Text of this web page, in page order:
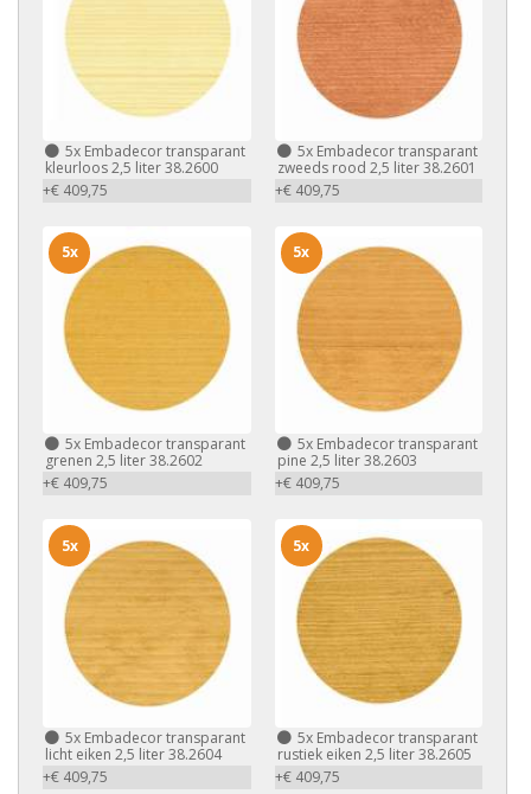
5x Embadecor transparant
kleurloos 2,5 liter 38.2600
+€ 409,75
5xEmbadecor transparant
zweeds rood 2,5 liter 38.2601
+€ 409,75
5x Embadecor transparant
grenen 2,5 liter 38.2602
+€ 409,75
5x
5xEmbadecor transparant
pine 2,5 liter 38.2603
+€ 409,75
5x
5x Embadecor transparant
licht eiken 2,5 liter 38.2604
+€ 409,75
5x
5xEmbadecor transparant
rustiek eiken 2,5 liter 38.2605
+€ 409,75
5x